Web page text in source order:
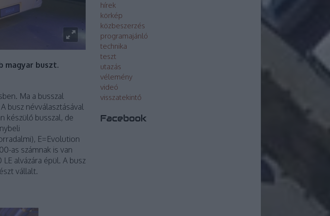
magyar buszt.
Ma a busszal
busz névválasztásával
készülő busszal, de
E=Evolution
as számnak is van
alvázára épül. A busz
vállalt.
hírek
körkép
közbeszerzés
programajánló
technika
teszt
utazás
vélemény
videó
visszatekintő
Facebook